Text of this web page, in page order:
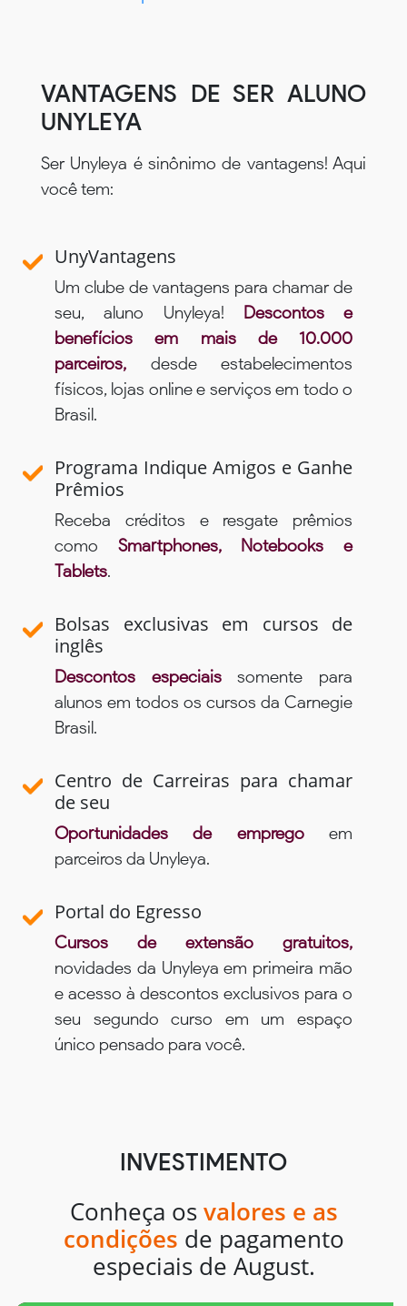
VANTAGENS DE SER ALUNO
UNYLEYA
Ser Unyleya é sinônimo de vantagens! Aqui
você tem:
UnyVantagens
Um clube de vantagens para chamar de
seu, aluno Unyleya! Descontos e
benefícios em mais de 10.000
parceiros, desde estabelecimentos
físicos, lojas online e serviços em todo o
Brasil.
Programa Indique Amigos e Ganhe
Prêmios
Receba créditos e resgate prêmios
como Smartphones, Notebooks e
Tablets.
Bolsas exclusivas em cursos de
inglês
Descontos especiaissomente para
alunos em todos os cursos da Carnegie
Brasil.
Centro de Carreiras para chamar
de seu
Oportunidades de empregoem
parceiros da Unyleya.
Portal do Egresso
Cursos de extensão gratuitos,
novidades da Unyleya em primeira mão
e acesso à descontos exclusivos para o
seu segundo curso em um espaço
único pensado para você.
INVESTIMENTO
Conheça os valores e as
condições de pagamento
especiais de August.